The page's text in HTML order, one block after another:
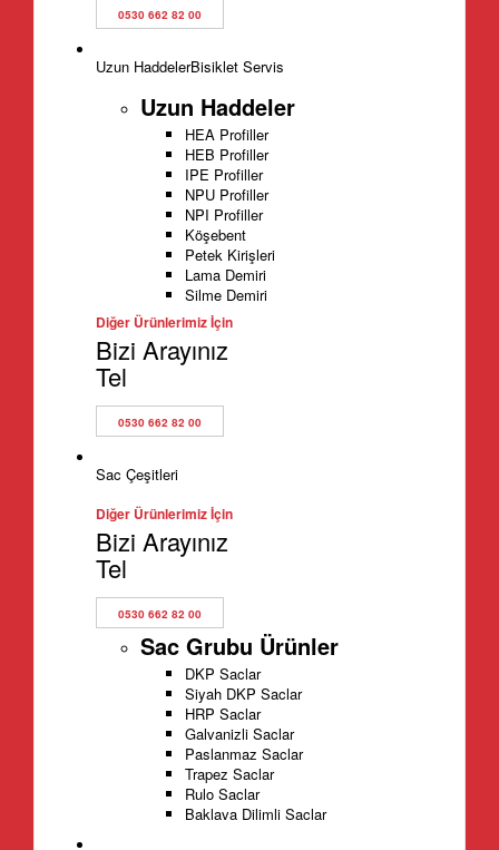
0530 662 82 00
Uzun HaddelerBisiklet Servis
Uzun Haddeler
HEA Profiller
HEB Profiller
IPE Profiller
NPU Profiller
NPI Profiller
Köşebent
Petek Kirişleri
Lama Demiri
Silme Demiri
Diğer Ürünlerimiz İçin
Bizi Arayınız
Tel
0530 662 82 00
Sac Çeşitleri
Diğer Ürünlerimiz İçin
Bizi Arayınız
Tel
0530 662 82 00
Sac Grubu Ürünler
DKP Saclar
Siyah DKP Saclar
HRP Saclar
Galvanizli Saclar
Paslanmaz Saclar
Trapez Saclar
Rulo Saclar
Baklava Dilimli Saclar